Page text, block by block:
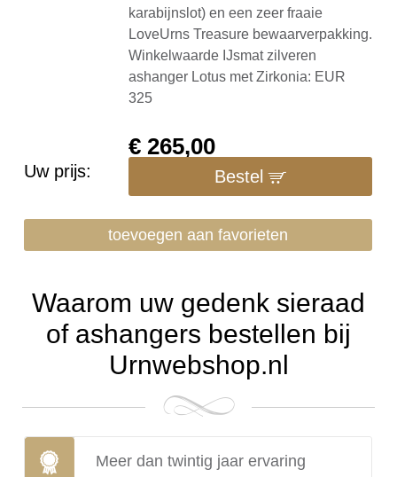
karabijnslot) en een zeer fraaie
LoveUrns Treasure bewaarverpakking.
Winkelwaarde IJsmat zilveren
ashanger Lotus met Zirkonia: EUR
325
Uw prijs:
€265,00
Bestel
toevoegen aan favorieten
Waarom uw gedenk sieraad
of ashangers bestellen bij
Urnwebshop.nl
Meer dan twintig jaar ervaring